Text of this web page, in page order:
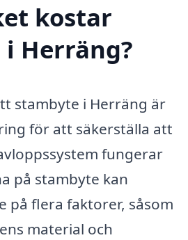
kostar
Herräng?
stambyte i Herräng är
för att säkerställa att
fungerar
på stambyte kan
på flera faktorer, såsom
material och